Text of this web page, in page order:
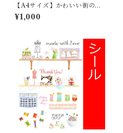
【A4サイズ】かわいい街の塗
り絵_01
¥1,000